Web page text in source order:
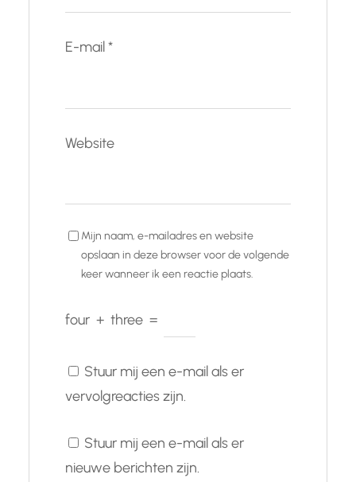
E-mail*
Website
Mijn naam, e-mailadres en website
opslaan in deze browser voor de volgende
keer wanneer ik een reactie plaats.
four + three =
Stuur mij een e-mail als er
vervolgreacties zijn.
Stuur mij een e-mail als er
nieuwe berichten zijn.